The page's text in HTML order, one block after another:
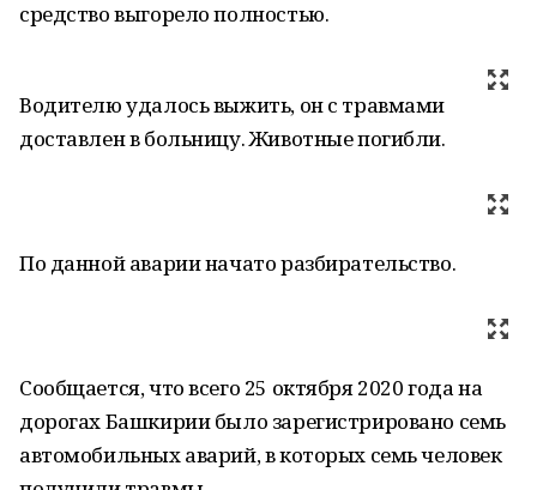
средство выгорело полностью.
Водителю удалось выжить, он с травмами
доставлен в больницу. Животные погибли.
По данной аварии начато разбирательство.
Сообщается, что всего 25 октября 2020 года на
дорогах Башкирии было зарегистрировано семь
автомобильных аварий, в которых семь человек